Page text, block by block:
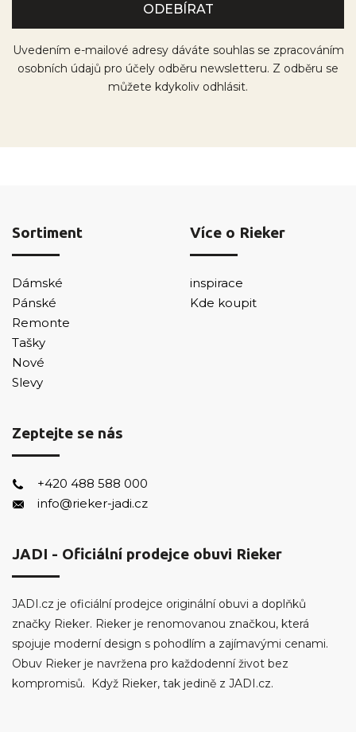
Uvedením e-mailové adresy dáváte souhlas se zpracováním
osobních údajů pro účely odběru newsletteru. Z odběru se
můžete kdykoliv odhlásit.
Sortiment
Dámské
Pánské
Remonte
Tašky
Nové
Slevy
Více o Rieker
inspirace
Kde koupit
Zeptejte se nás
+420 488 588 000
info@rieker-jadi.cz
JADI - Oficiální prodejce obuvi Rieker
JADI.cz je oficiální prodejce originální obuvi a doplňků
značky Rieker. Rieker je renomovanou značkou, která
spojuje moderní design s pohodlím a zajímavými cenami.
Obuv Rieker je navržena pro každodenní život bez
kompromisů. Když Rieker, tak jedině z JADI.cz.